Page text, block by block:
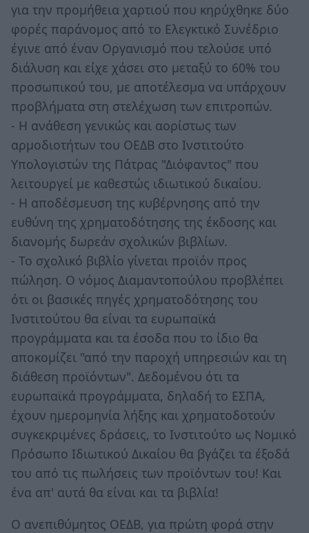
για την προμήθεια χαρτιού που κηρύχθηκε δύο
φορές παράνομος από το Ελεγκτικό Συνέδριο
έγινε από έναν Οργανισμό που τελούσε υπό
διάλυση και είχε χάσει στο μεταξύ το 60% του
προσωπικού του, με αποτέλεσμα να υπάρχουν
προβλήματα στη στελέχωση των επιτροπών.
- Η ανάθεση γενικώς και αορίστως των
αρμοδιοτήτων του ΟΕΔΒ στο Ινστιτούτο
Υπολογιστών της Πάτρας "Διόφαντος" που
λειτουργεί με καθεστώς ιδιωτικού δικαίου.
- Η αποδέσμευση της κυβέρνησης από την
ευθύνη της χρηματοδότησης της έκδοσης και
διανομής δωρεάν σχολικών βιβλίων.
- Το σχολικό βιβλίο γίνεται προϊόν προς
πώληση. Ο νόμος Διαμαντοπούλου προβλέπει
ότι οι βασικές πηγές χρηματοδότησης του
Ινστιτούτου θα είναι τα ευρωπαϊκά
προγράμματα και τα έσοδα που το ίδιο θα
αποκομίζει "από την παροχή υπηρεσιών και τη
διάθεση προϊόντων". Δεδομένου ότι τα
ευρωπαϊκά προγράμματα, δηλαδή το ΕΣΠΑ,
έχουν ημερομηνία λήξης και χρηματοδοτούν
συγκεκριμένες δράσεις, το Ινστιτούτο ως Νομικό
Πρόσωπο Ιδιωτικού Δικαίου θα βγάζει τα έξοδά
του από τις πωλήσεις των προϊόντων του! Και
ένα απ' αυτά θα είναι και τα βιβλία!
Ο ανεπιθύμητος ΟΕΔΒ, για πρώτη φορά στην